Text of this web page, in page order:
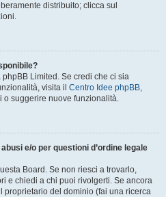
distribuito; clicca sul
Limited. Se credi che ci sia
visita il Centro Idee phpBB,
o suggerire nuove funzionalità.
e/o per questioni d’ordine legale
Board. Se non riesci a trovarlo,
e chiedi a chi puoi rivolgerti. Se ancora
proprietario del dominio (fai una ricerca